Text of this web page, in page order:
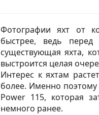
Фотографии яхт от
быстрее, ведь
существующая яхта,
выстроится целая
Интерес к яхтам
более. Именно
Power 115, которая
немного ранее.